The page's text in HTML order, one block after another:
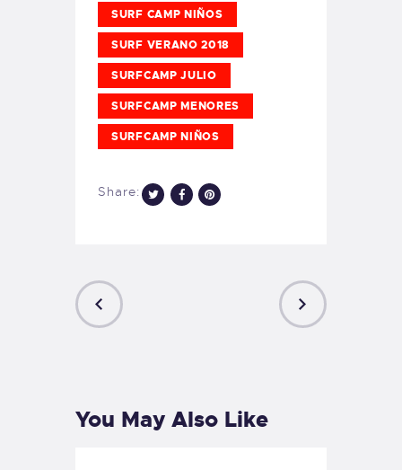
SURF CAMP NIÑOS
SURF VERANO 2018
SURFCAMP JULIO
SURFCAMP MENORES
SURFCAMP NIÑOS
Share:
You May Also Like